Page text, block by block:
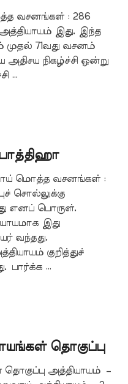
வசனங்கள் : 286
அத்தியாயம் இது. இந்த
முதல் 71வது வசனம்
நிகழ்ச்சி ஒன்று
…
மொத்த வசனங்கள் :
சொல்லுக்கு
எனப் பொருள்.
இது
வந்தது.
குறித்துச்
பார்க்க …
தொகுப்பு
அத்தியாயம் –